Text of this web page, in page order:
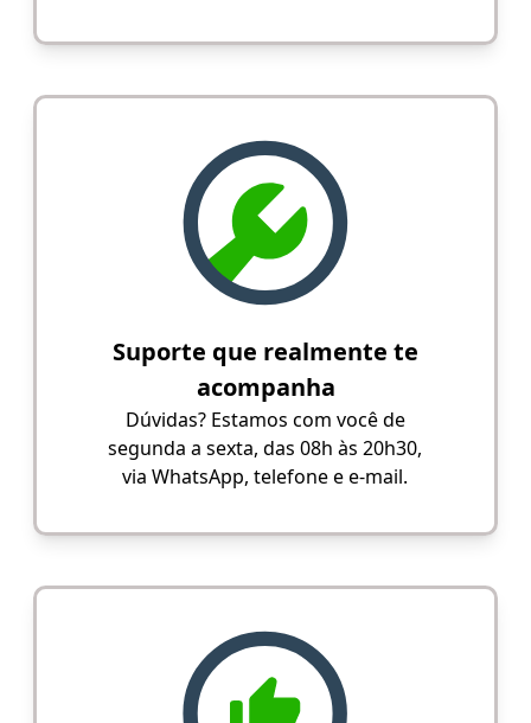
Suporte que realmente te
acompanha
Dúvidas? Estamos com você de
segunda a sexta, das 08h às 20h30,
via WhatsApp, telefone e e-mail.